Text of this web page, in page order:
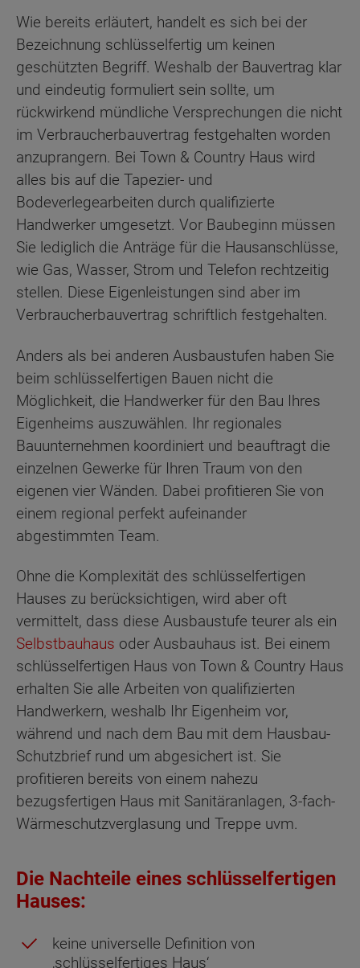
Wie bereits erläutert, handelt es sich bei der
Bezeichnung schlüsselfertig um keinen
geschützten Begriff. Weshalb der Bauvertrag klar
und eindeutig formuliert sein sollte, um
rückwirkend mündliche Versprechungen die nicht
im Verbraucherbauvertrag festgehalten worden
anzuprangern. Bei Town & Country Haus wird
alles bis auf die Tapezier- und
Bodeverlegearbeiten durch qualifizierte
Handwerker umgesetzt. Vor Baubeginn müssen
Sie lediglich die Anträge für die Hausanschlüsse,
wie Gas, Wasser, Strom und Telefon rechtzeitig
stellen. Diese Eigenleistungen sind aber im
Verbraucherbauvertrag schriftlich festgehalten.
Anders als bei anderen Ausbaustufen haben Sie
beim schlüsselfertigen Bauen nicht die
Möglichkeit, die Handwerker für den Bau Ihres
Eigenheims auszuwählen. Ihr regionales
Bauunternehmen koordiniert und beauftragt die
einzelnen Gewerke für Ihren Traum von den
eigenen vier Wänden. Dabei profitieren Sie von
einem regional perfekt aufeinander
abgestimmten Team.
Ohne die Komplexität des schlüsselfertigen
Hauses zu berücksichtigen, wird aber oft
vermittelt, dass diese Ausbaustufe teurer als ein
Selbstbauhaus oder Ausbauhaus ist. Bei einem
schlüsselfertigen Haus von Town & Country Haus
erhalten Sie alle Arbeiten von qualifizierten
Handwerkern, weshalb Ihr Eigenheim vor,
während und nach dem Bau mit dem Hausbau-
Schutzbrief rund um abgesichert ist. Sie
profitieren bereits von einem nahezu
bezugsfertigen Haus mit Sanitäranlagen, 3-fach-
Wärmeschutzverglasung und Treppe uvm.
Die Nachteile eines schlüsselfertigen
Hauses:
keine universelle Definition von
‚schlüsselfertiges Haus‘